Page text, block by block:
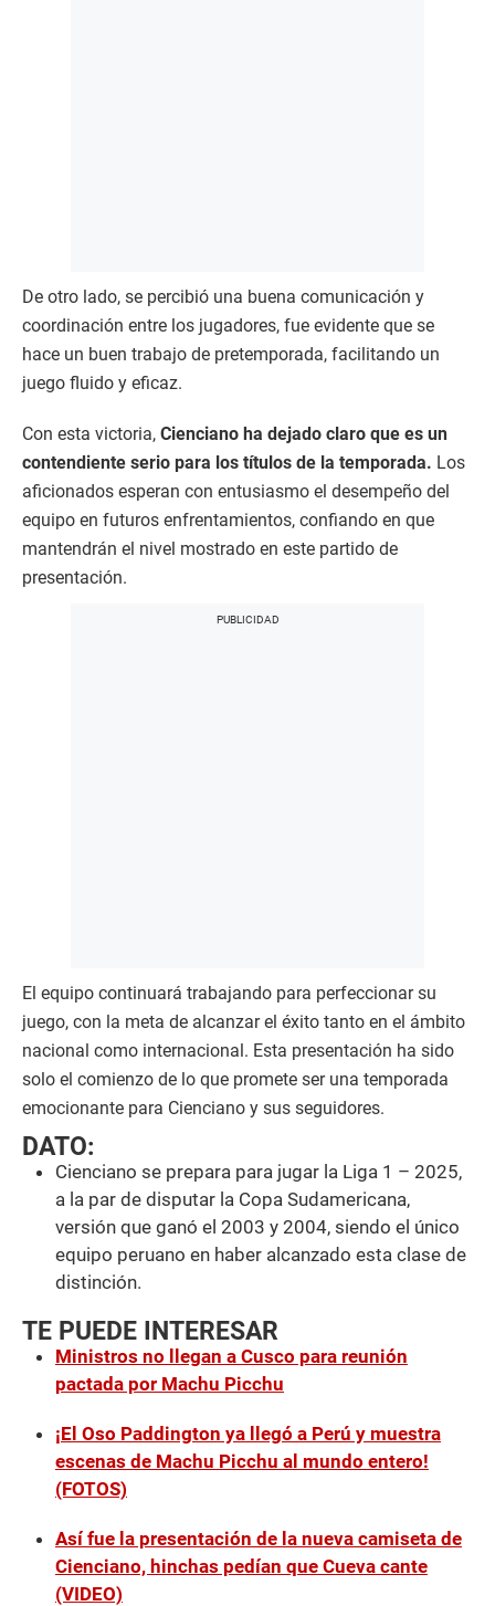
De otro lado, se percibió una buena comunicación y
coordinación entre los jugadores, fue evidente que se
hace un buen trabajo de pretemporada, facilitando un
juego fluido y eficaz.
Con esta victoria, Cienciano ha dejado claro que es un
contendiente serio para los títulos de la temporada. Los
aficionados esperan con entusiasmo el desempeño del
equipo en futuros enfrentamientos, confiando en que
mantendrán el nivel mostrado en este partido de
presentación.
El equipo continuará trabajando para perfeccionar su
juego, con la meta de alcanzar el éxito tanto en el ámbito
nacional como internacional. Esta presentación ha sido
solo el comienzo de lo que promete ser una temporada
emocionante para Cienciano y sus seguidores.
DATO:
Cienciano se prepara para jugar la Liga 1 – 2025,
a la par de disputar la Copa Sudamericana,
versión que ganó el 2003 y 2004, siendo el único
equipo peruano en haber alcanzado esta clase de
distinción.
TE PUEDE INTERESAR
Ministros no llegan a Cusco para reunión
pactada por Machu Picchu
¡El Oso Paddington ya llegó a Perú y muestra
escenas de Machu Picchu al mundo entero!
(FOTOS)
Así fue la presentación de la nueva camiseta de
Cienciano, hinchas pedían que Cueva cante
(VIDEO)